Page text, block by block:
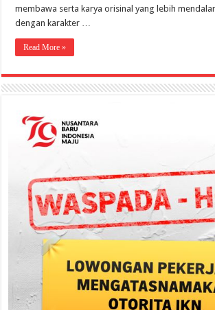
membawa serta karya orisinal yang lebih
dengan karakter …
Read More »